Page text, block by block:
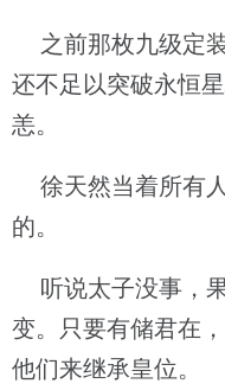
之前那枚九级定
还不足以突破永恒
恙。
徐天然当着所有
的。
听说太子没事，
变。只要有储君在
他们来继承皇位。